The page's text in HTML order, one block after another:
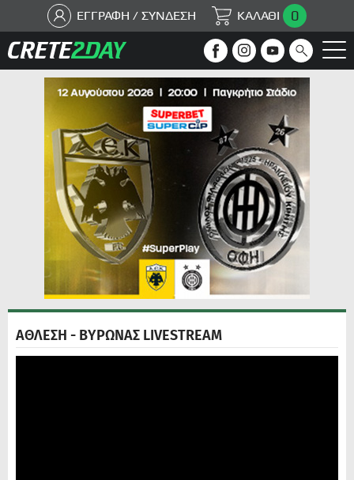
ΕΓΓΡΑΦΗ / ΣΥΝΔΕΣΗ ΚΑΛΑΘΙ 0
ΑΘΛΕΣΗ - ΒΥΡΩΝΑΣ LIVESTREAM